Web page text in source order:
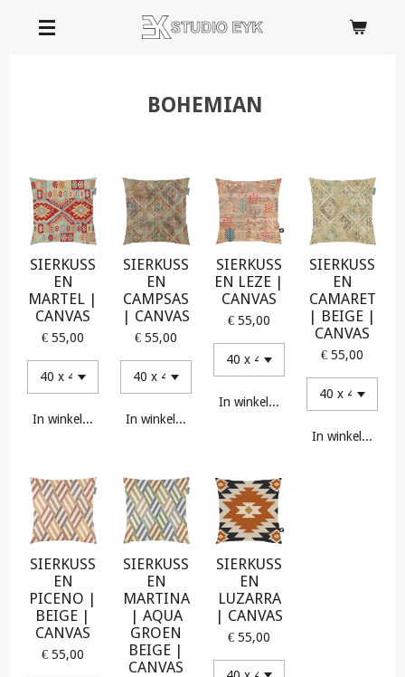
BOHEMIAN
SIERKUSS
EN
MARTEL |
CANVAS
€ 55,00
In winkelwagen
SIERKUSS
EN
CAMPSAS
| CANVAS
€ 55,00
In winkelwagen
SIERKUSS
EN LEZE |
CANVAS
€ 55,00
In winkelwagen
SIERKUSS
EN
CAMARET
| BEIGE |
CANVAS
€ 55,00
In winkelwagen
SIERKUSS
EN
PICENO |
BEIGE |
CANVAS
€ 55,00
SIERKUSS
EN
MARTINA
| AQUA
GROEN
BEIGE |
CANVAS
SIERKUSS
EN
LUZARRA
| CANVAS
€ 55,00